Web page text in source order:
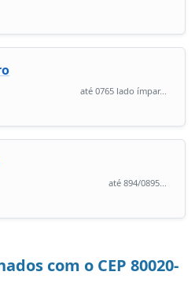
até 0765 lado ímpar...
até 894/0895...
com o CEP 80020-